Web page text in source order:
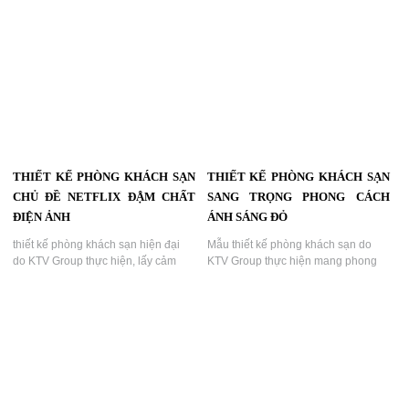
THIẾT KẾ PHÒNG KHÁCH SẠN
CHỦ ĐỀ NETFLIX ĐẬM CHẤT
ĐIỆN ẢNH
thiết kế phòng khách sạn hiện đại
do KTV Group thực hiện, lấy cảm
THIẾT KẾ PHÒNG KHÁCH SẠN
SANG TRỌNG PHONG CÁCH
ÁNH SÁNG ĐỎ
Mẫu thiết kế phòng khách sạn do
KTV Group thực hiện mang phong